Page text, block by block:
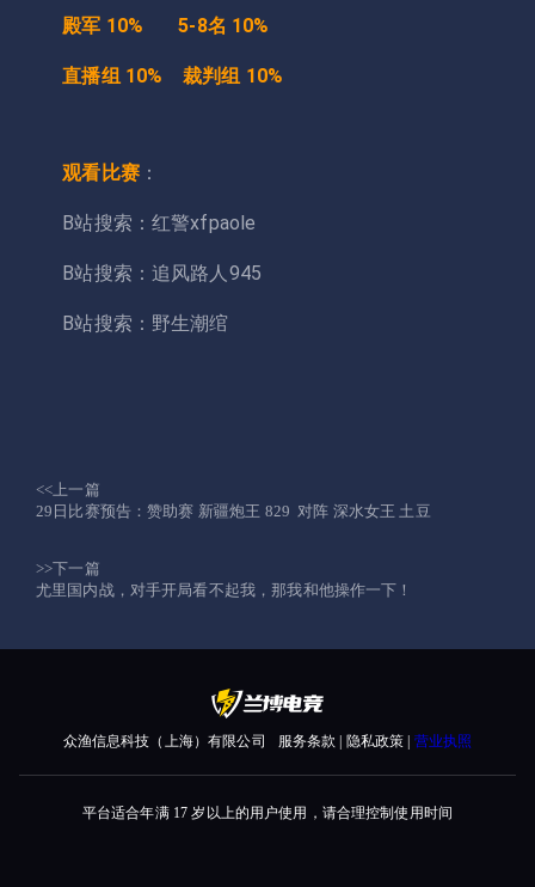
殿军 10% 5-8名 10%
直播组 10% 裁判组 10%
观看比赛：
B站搜索：红警xfpaole
B站搜索：追风路人945
B站搜索：野生潮绾
<<上一篇
29日比赛预告：赞助赛 新疆炮王 829 对阵 深水女王 土豆
>>下一篇
尤里国内战，对手开局看不起我，那我和他操作一下！
众渔信息科技（上海）有限公司 服务条款 | 隐私政策 | 营业执照
平台适合年满 17 岁以上的用户使用，请合理控制使用时间